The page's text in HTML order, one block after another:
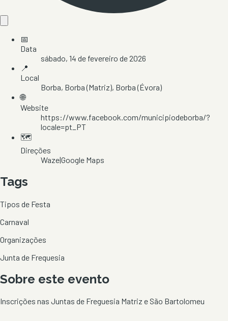
📅
Data
sábado, 14 de fevereiro de 2026
📍
Local
Borba, Borba (Matriz), Borba(Évora)
🌐
Website
https://www.facebook.com/municipiodeborba/?
locale=pt_PT
🗺️
Direções
Waze|Google Maps
Tags
Tipos de Festa
Carnaval
Organizações
Junta de Frequesia
Sobre este evento
Inscrições nas Juntas de Freguesia Matriz e São Bartolomeu